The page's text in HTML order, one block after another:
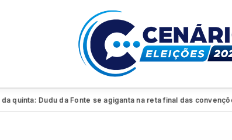
Dudu da Fonte se agiganta na reta final das convenções●